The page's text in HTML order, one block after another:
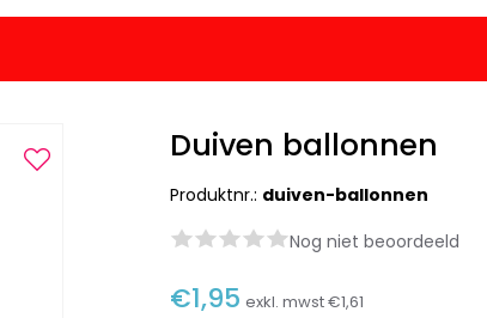
Duiven ballonnen
Produktnr.: duiven-ballonnen
Nog niet beoordeeld
€1,95 exkl. mwst€1,61